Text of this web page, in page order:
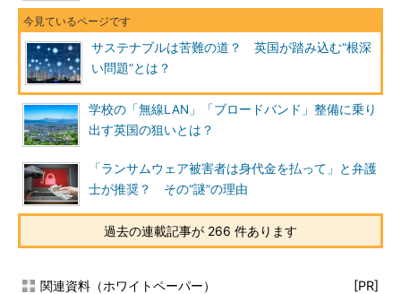
サステナブルは苦難の道？ 英国が踏み込む“根深
い問題”とは？
学校の「無線LAN」「ブロードバンド」整備に乗り
出す英国の狙いとは？
「ランサムウェア被害者は身代金を払って」と弁護
士が推奨？ その“謎”の理由
過去の連載記事が 266 件あります
関連資料（ホワイトペーパー） [PR]